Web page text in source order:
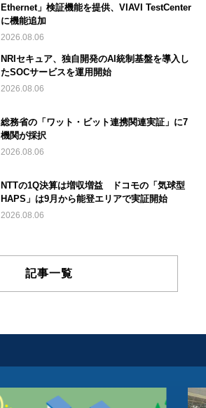
Ethernet」検証機能を提供、VIAVI TestCenter
に機能追加
2026.08.06
NRIセキュア、独自開発のAI統制基盤を導入し
たSOCサービスを運用開始
2026.08.06
総務省の「ワット・ビット連携関連実証」に7
機関が採択
2026.08.06
NTTの1Q決算は増収増益 ドコモの「気球型
HAPS」は9月から能登エリアで実証開始
2026.08.06
記事一覧